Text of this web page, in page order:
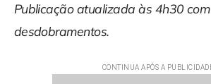
Publicação atualizada às 4h30 com
desdobramentos.